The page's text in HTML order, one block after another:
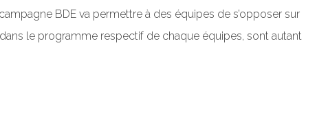
BDE va permettre à des équipes de s’opposer sur
le programme respectif de chaque équipes, sont autant